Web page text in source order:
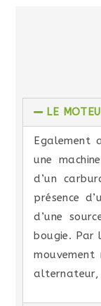
LE
Egalement
une
d’un
présence
d’une
bougie. Par
mouvement
alternateur,